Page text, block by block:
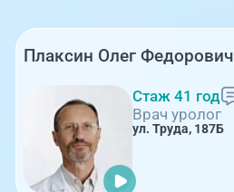
Плаксин Олег Федорович
Стаж 41 год
Врач уролог
ул. Труда, 187Б